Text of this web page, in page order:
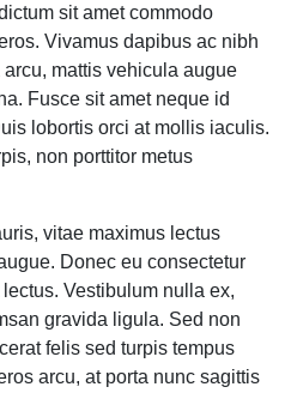
sit amet commodo
Vivamus dapibus ac nibh
mattis vehicula augue
Fusce sit amet neque id
lobortis orci at mollis iaculis.
non porttitor metus
vitae maximus lectus
Donec eu consectetur
Vestibulum nulla ex,
gravida ligula. Sed non
felis sed turpis tempus
arcu, at porta nunc sagittis